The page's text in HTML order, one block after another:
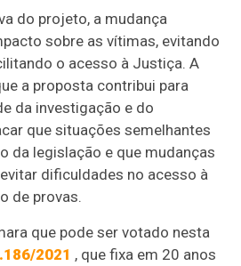
do projeto, a mudança
sobre as vítimas, evitando
o acesso à Justiça. A
a proposta contribui para
da investigação e do
que situações semelhantes
da legislação e que mudanças
dificuldades no acesso à
de provas.
que pode ser votado nesta
2021 , quefixa em 20 anos